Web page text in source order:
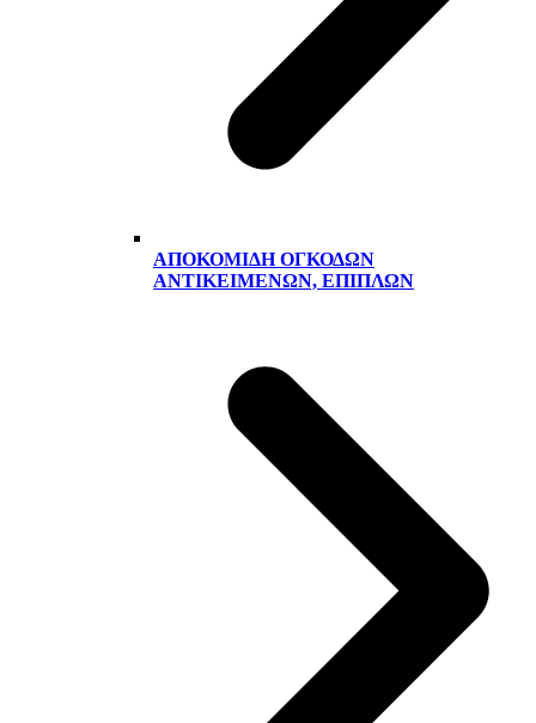
ΑΠΟΚΟΜΙΔΉ ΟΓΚΟΔΏΝ
ΑΝΤΙΚΕΙΜΈΝΩΝ, ΕΠΊΠΛΩΝ